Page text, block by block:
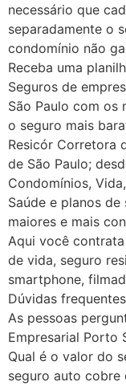
necessário que
separadamente o
condomínio não
Receba uma
Seguros de
São Paulo com os
o seguro mais
Resicór Corretora
de São Paulo;
Condomínios,
Saúde e planos de
maiores e mais
Aqui você
de vida, seguro
smartphone,
Dúvidas frequentes
As pessoas
Empresarial Porto
Qual é o valor do
seguro auto cobre